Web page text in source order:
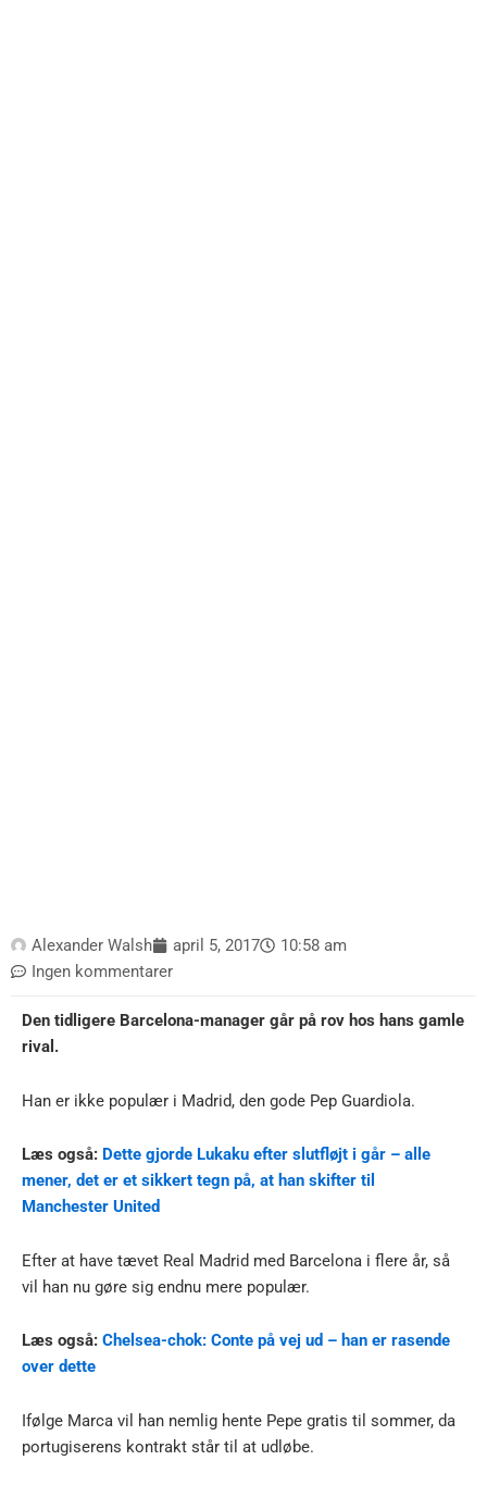
Alexander Walsh april 5, 2017
10:58 am
Ingen kommentarer
Den tidligere Barcelona-manager går på rov hos hans gamle
rival.
Han er ikke populær i Madrid, den gode Pep Guardiola.
Læs også: Dette gjorde Lukaku efter slutfløjt i går – alle
mener, det er et sikkert tegn på, at han skifter til
Manchester United
Efter at have tævet Real Madrid med Barcelona i flere år, så
vil han nu gøre sig endnu mere populær.
Læs også: Chelsea-chok: Conte på vej ud – han er rasende
over dette
Ifølge Marca vil han nemlig hente Pepe gratis til sommer, da
portugiserens kontrakt står til at udløbe.